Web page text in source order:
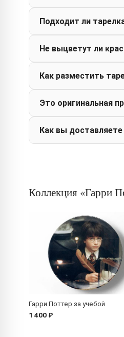
Подходит ли
Не выцветут ли
Как разместить
Это оригинальная
Как вы доставляете
Коллекция «Гарри
Гарри Поттер за учебой
1 400 ₽